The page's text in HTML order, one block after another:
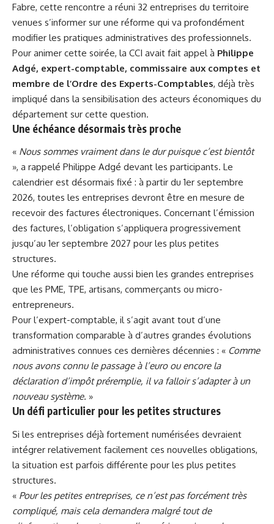
Fabre, cette rencontre a réuni 32 entreprises du territoire
venues s’informer sur une réforme qui va profondément
modifier les pratiques administratives des professionnels.
Pour animer cette soirée, la CCI avait fait appel à Philippe
Adgé, expert-comptable, commissaire aux comptes et
membre de l’Ordre des Experts-Comptables, déjà très
impliqué dans la sensibilisation des acteurs économiques du
département sur cette question.
Une échéance désormais très proche
« Nous sommes vraiment dans le dur puisque c’est bientôt
», a rappelé Philippe Adgé devant les participants. Le
calendrier est désormais fixé : à partir du 1er septembre
2026, toutes les entreprises devront être en mesure de
recevoir des factures électroniques. Concernant l’émission
des factures, l’obligation s’appliquera progressivement
jusqu’au 1er septembre 2027 pour les plus petites
structures.
Une réforme qui touche aussi bien les grandes entreprises
que les PME, TPE, artisans, commerçants ou micro-
entrepreneurs.
Pour l’expert-comptable, il s’agit avant tout d’une
transformation comparable à d’autres grandes évolutions
administratives connues ces dernières décennies : « Comme
nous avons connu le passage à l’euro ou encore la
déclaration d’impôt préremplie, il va falloir s’adapter à un
nouveau système. »
Un défi particulier pour les petites structures
Si les entreprises déjà fortement numérisées devraient
intégrer relativement facilement ces nouvelles obligations,
la situation est parfois différente pour les plus petites
structures.
« Pour les petites entreprises, ce n’est pas forcément très
compliqué, mais cela demandera malgré tout de